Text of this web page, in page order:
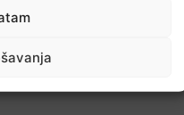
za nerad.